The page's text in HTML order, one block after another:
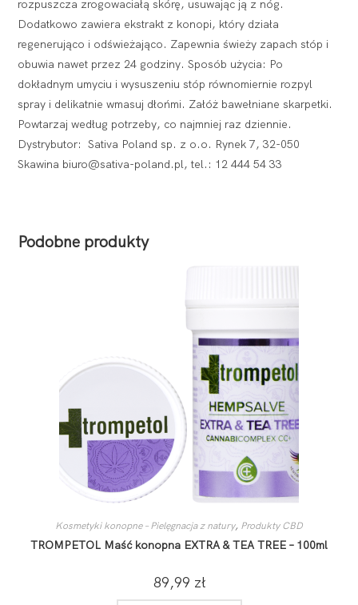
rozpuszcza zrogowaciałą skórę, usuwając ją z nóg.
Dodatkowo zawiera ekstrakt z konopi, który działa
regenerująco i odświeżająco. Zapewnia świeży zapach stóp i
obuwia nawet przez 24 godziny. Sposób użycia: Po
dokładnym umyciu i wysuszeniu stóp równomiernie rozpyl
spray i delikatnie wmasuj dłońmi. Załóż bawełniane skarpetki.
Powtarzaj według potrzeby, co najmniej raz dziennie.
Dystrybutor: Sativa Poland sp. z o.o. Rynek 7, 32-050
Skawina biuro@sativa-poland.pl, tel.: 12 444 54 33
Podobne produkty
Kosmetyki konopne – Pielęgnacja z natury, Produkty CBD
TROMPETOL Maść konopna EXTRA & TEA TREE – 100ml
89,99 zł